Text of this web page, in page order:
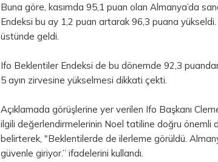
Buna göre, kasımda 95,1 puan olan Almanya’da
Endeksi bu ay 1,2 puan artarak 96,3 puana
üstünde geldi.
Ifo Beklentiler Endeksi de bu dönemde 92,3
5 ayın zirvesine yükselmesi dikkati çekti.
Açıklamada görüşlerine yer verilen Ifo Başkanı
ilgili değerlendirmelerinin Noel tatiline doğru önemli
belirterek, "Beklentilerde de ilerleme görüldü.
güvenle giriyor.” ifadelerini kullandı.